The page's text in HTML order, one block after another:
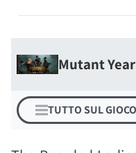
Mutant
TUTTO SUL GIOCO